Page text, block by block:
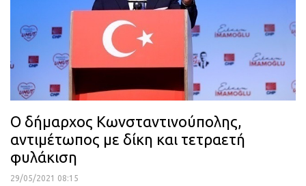
Ο δήμαρχος Κωνσταντινούπολης,
αντιμέτωπος με δίκη και τετραετή
φυλάκιση
29/05/2021 08:15